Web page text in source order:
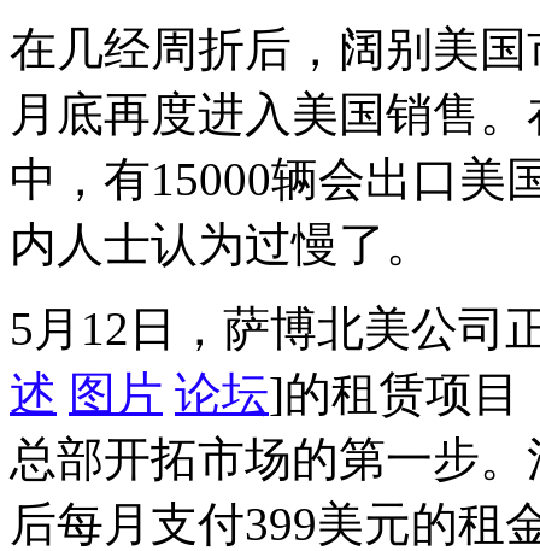
在几经周折后，阔别美
月底再度进入美国销售
中，有15000辆会出口美
内人士认为过慢了。
5月12日，萨博北美公司
述 图片 论坛]的租赁项目
总部开拓市场的第一步
后每月支付399美元的租